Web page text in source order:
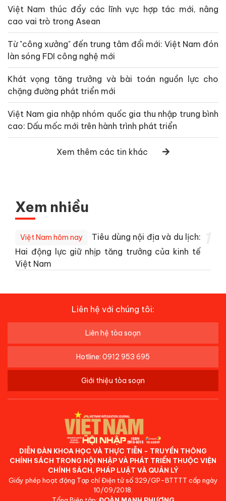
Việt Nam thúc đẩy các lĩnh vực hợp tác mới, nâng
cao vai trò trong Asean
Từ "công xưởng" đến trung tâm đổi mới: Việt Nam đón
làn sóng FDI công nghệ mới
Khát vọng tăng trưởng và bài toán nguồn lực cho
chặng đường phát triển mới
Việt Nam gia nhập nhóm quốc gia thu nhập trung bình
cao: Dấu mốc mới trên hành trình phát triển
Xem thêm các tin khác
Xem nhiều
Việt Nam hôm nay
Tiêu dùng nội địa và du lịch:
Hai động lực giữ nhịp tăng trưởng của kinh tế
Việt Nam
Liên hệ với chúng tôi:
Liên hệ tòa soạn
Hotline: 0912 953 695
Giới thiệu tòa soạn
DIỄN ĐÀN KHOA HỌC VÀ THỰC TIỄN - TRUYỀN THÔNG
CHÍNH SÁCH TRONG HỘI NHẬP VÀ PHÁT TRIỂN THUỘC VIỆN
CHÍNH SÁCH, PHÁP LUẬT VÀ QUẢN LÝ
Giấy phép hoạt động Tạp chí Điện tử số 329/GP-BTTTT cấp ngày
10/09/2018.